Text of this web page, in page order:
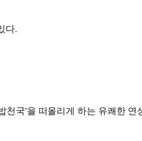
다.
국’을 떠올리게 하는 유쾌한 연